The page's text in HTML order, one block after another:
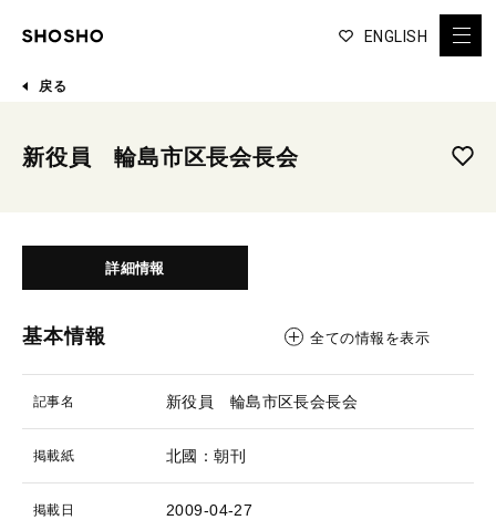
ENGLISH
戻る
新役員 輪島市区長会長会
詳細情報
基本情報 全ての情報を表示
記事名 新役員 輪島市区長会長会
掲載紙 北國：朝刊
掲載日 2009-04-27